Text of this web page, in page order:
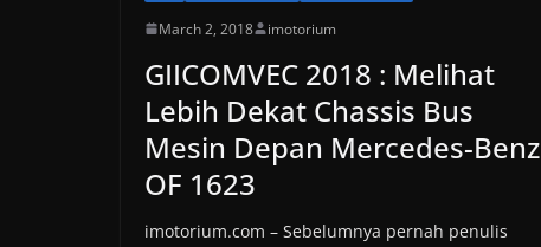
March 2, 2018 imotorium
GIICOMVEC 2018 : Melihat
Lebih Dekat Chassis Bus
Mesin Depan Mercedes-Benz
OF 1623
imotorium.com – Sebelumnya pernah penulis